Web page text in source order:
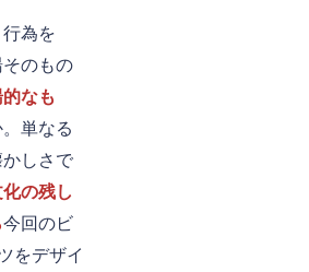
為を
のもの
的なも
単なる
しさで
の残し
今回のビ
をデザイ